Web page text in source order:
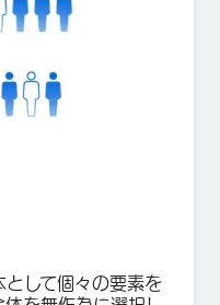
として個々の要素を